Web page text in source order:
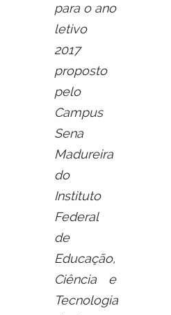
para o ano
letivo
2017
proposto
pelo
Campus
Sena
Madureira
do
Instituto
Federal
de
Educação,
Ciência e
Tecnologia